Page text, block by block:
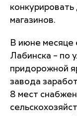
магазинов.
В июне месяце
Лабинска – по
придорожной
завода
8 мест